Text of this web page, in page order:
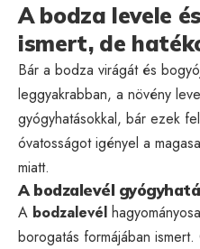
A bodza levele
ismert, de
Bár a bodza virágát és
leggyakrabban, a növény
gyógyhatásokkal, bár ezek
óvatosságot igényel a
miatt.
A bodzalevél
A bodzalevél
borogatás formájában